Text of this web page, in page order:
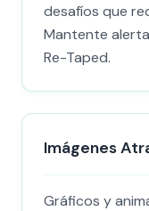
desafíos que
Mantente
Re-Taped.
Imágenes
Gráficos y